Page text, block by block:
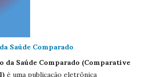
Saúde Comparado
da Saúde Comparado (Comparative
é uma publicação eletrônica